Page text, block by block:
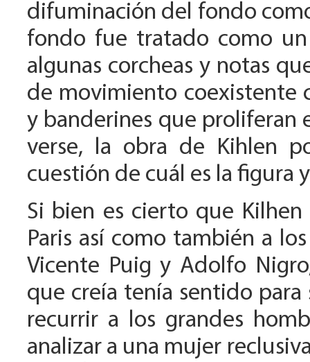
difuminación del fondo
fondo fue tratado como
algunas corcheas y notas
de movimiento coexistente
y banderines que proliferan
verse, la obra de Kihlen
cuestión de cuál es la figura
Si bien es cierto que
Paris así como también a
Vicente Puig y Adolfo
que creía tenía sentido
recurrir a los grandes
analizar a una mujer